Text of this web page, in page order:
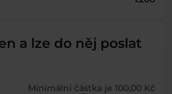
a lze do něj poslat
Minimální částka je 100,00 Kč